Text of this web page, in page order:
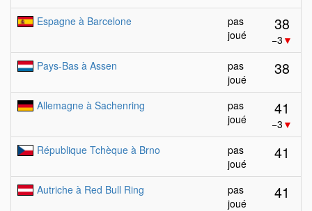
Espagne à Barcelone
pas
joué
38
−3 ▼
Pays-Bas à Assen
pas
joué
38
Allemagne à Sachenring
pas
joué
41
−3 ▼
République Tchèque à Brno
pas
joué
41
Autriche à Red Bull Ring
pas
joué
41